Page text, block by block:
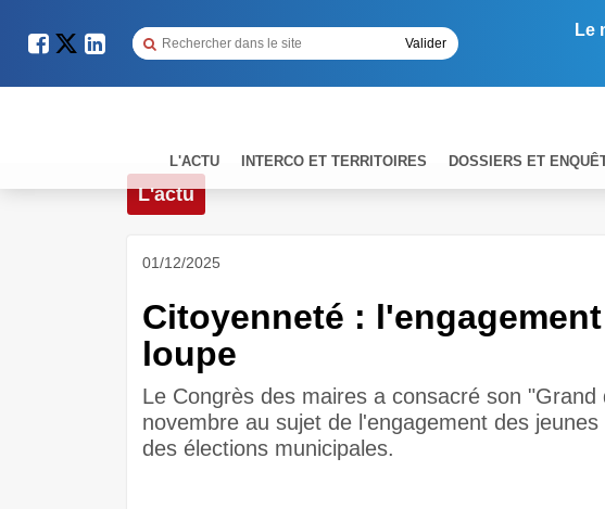
Le
L'ACTU INTERCO ET TERRITOIRES DOSSIERS ET
L'actu
01/12/2025
Citoyenneté :
loupe
Le Congrès des maires a consacré son
novembre au sujet de l'engagement des
des élections municipales.